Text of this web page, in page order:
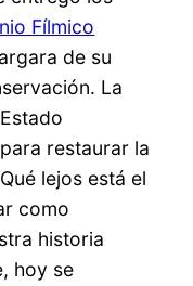
Fílmico
de su
La
restaurar la
lejos está el
como
historia
hoy se